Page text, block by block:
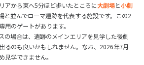
アから東へ5分ほど歩いたところに大劇場と小劇
と並んでローマ遺跡を代表する施設です。この2
用のゲートがあります。
の場合は、遺跡のメインエリアを見学した後劇
るのも良いかもしれません。なお、2026年7月
見学できません。